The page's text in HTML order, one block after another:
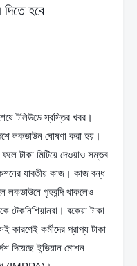
দিতে হবে
টলিউডে স্বস্তির খবর।
লকডাউন ঘোষণা করা হয়।
টাকা মিটিয়ে দেওয়াও সম্ভব
যাবতীয় কাজ। কাজ বন্ধ
লকডাউনে গৃহবন্দি থাকলেও
বকেয়া টাকা
কারণেই কর্মীদের প্রাপ্য টাকা
দিয়েছে ইন্ডিয়ান মোশন